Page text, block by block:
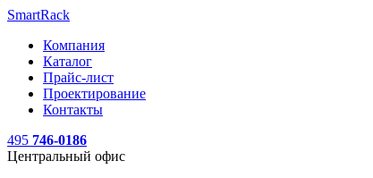
SmartRack
Компания
Каталог
Прайс-лист
Проектирование
Контакты
495 746-0186
Центральный офис